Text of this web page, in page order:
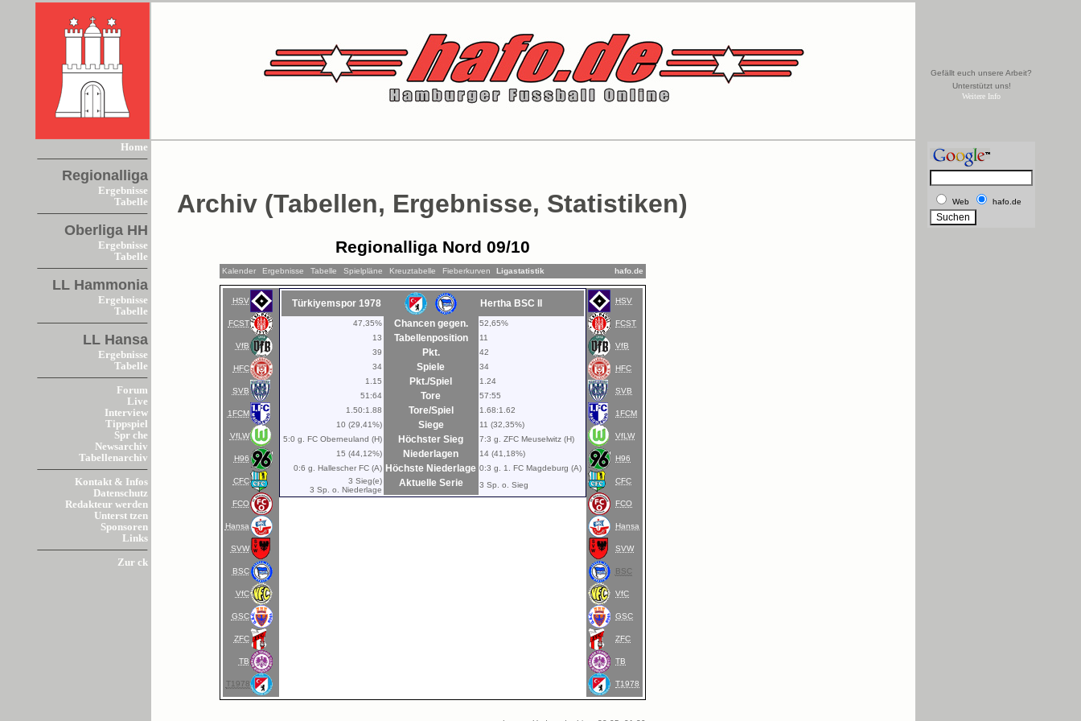
Gefällt euch unsere Arbeit?
Unterstützt uns!
Weitere Info
Home
Regionalliga
Ergebnisse
Tabelle
Oberliga HH
Ergebnisse
Tabelle
LL Hammonia
Ergebnisse
Tabelle
LL Hansa
Ergebnisse
Tabelle
Forum
Live
Interview
Tippspiel
Spr che
Newsarchiv
Tabellenarchiv
Kontakt & Infos
Datenschutz
Redakteur werden
Unterst tzen
Sponsoren
Links
Zur ck
Archiv (Tabellen, Ergebnisse, Statistiken)
Regionalliga Nord 09/10
Kalender Ergebnisse Tabelle Spielpläne Kreuztabelle Fieberkurven Ligastatistik hafo.de
HSV
FCST
VfB
HFC
SVB
1FCM
VfLW
H96
CFC
FCO
Hansa
SVW
BSC
VfC
GSC
ZFC
TB
T1978
Türkiyemspor 1978 Hertha BSC II
47,35% Chancen gegen.
52,65%
13
Tabellenposition
11
39
Pkt.
42
34
Spiele
34
1.15
Pkt./Spiel
1.24
51:64
Tore
57:55
1.50:1.88
Tore/Spiel
1.68:1.62
10 (29,41%)
Siege
11 (32,35%)
5:0 g. FC Oberneuland (H)
Höchster Sieg
7:3 g. ZFC Meuselwitz (H)
15 (44,12%)
Niederlagen
14 (41,18%)
0:6 g. Hallescher FC (A) Höchste Niederlage 0:3 g. 1. FC Magdeburg (A)
3 Sieg(e)
3 Sp. o. Niederlage
Aktuelle Serie 3 Sp. o. Sieg
HSV
FCST
VfB
HFC
SVB
1FCM
VfLW
H96
CFC
FCO
Hansa
SVW
BSC
VfC
GSC
ZFC
TB
T1978
Web hafo.de